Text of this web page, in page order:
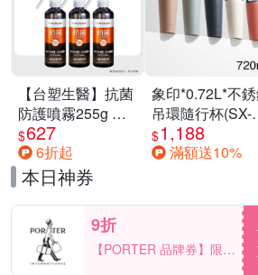
【台塑生醫】抗菌
防護噴霧255g 三
入組
$627
6折起
象印*0.72L*不
吊環隨行杯(SX-
LA72H)
$1,188
滿額送10%
本日神券
9折
【PORTER 品牌券】限時
2天 滿2000享9折